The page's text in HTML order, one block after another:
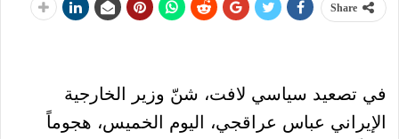
Share
في تصعيد سياسي لافت، شنّ وزير الخارجية
الإيراني عباس عراقجي، اليوم الخميس، هجوماً